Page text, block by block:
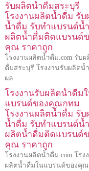
รับผลิตน้ำดื่มสระบุรี
โรงงานผลิตน้ำดื่ม รับ
น้ำดื่ม รับทำแบรนด์น้
ผลิตน้ำดื่มติดแบรนด์
คุณ ราคาถูก
โรงงานผลิตน้ำดื่ม.com รับ
ดื่มสระบุรี โรงงานรับผลิตน้
ผล
โรงงานรับผลิตน้ำดื่ม
แบรนด์ของคุณกทม
โรงงานผลิตน้ำดื่ม รับ
น้ำดื่ม รับทำแบรนด์น้
ผลิตน้ำดื่มติดแบรนด์
คุณ ราคาถูก
โรงงานผลิตน้ำดื่ม.com โรง
ผลิตน้ำดื่มในแบรนด์ของคุ